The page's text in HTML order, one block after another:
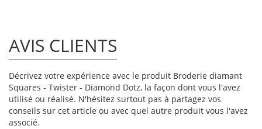
AVIS CLIENTS
Décrivez votre expérience avec le produit Broderie diamant
Squares - Twister - Diamond Dotz, la façon dont vous l'avez
utilisé ou réalisé. N'hésitez surtout pas à partagez vos
conseils sur cet article ou avec quel autre produit vous l'avez
associé.